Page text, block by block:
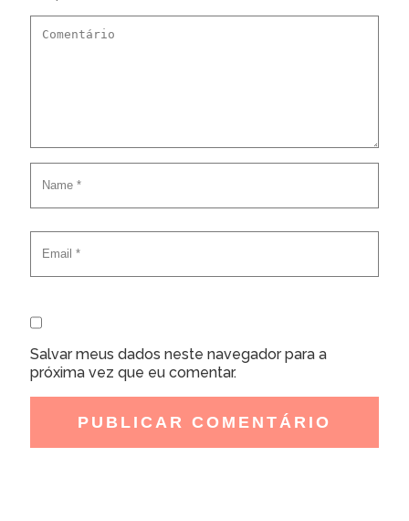
Salvar meus dados neste navegador para a
próxima vez que eu comentar.